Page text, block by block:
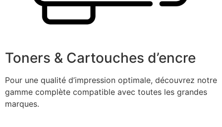
Toners & Cartouches d’encre
Pour une qualité d’impression optimale, découvrez notre
gamme complète compatible avec toutes les grandes
marques.